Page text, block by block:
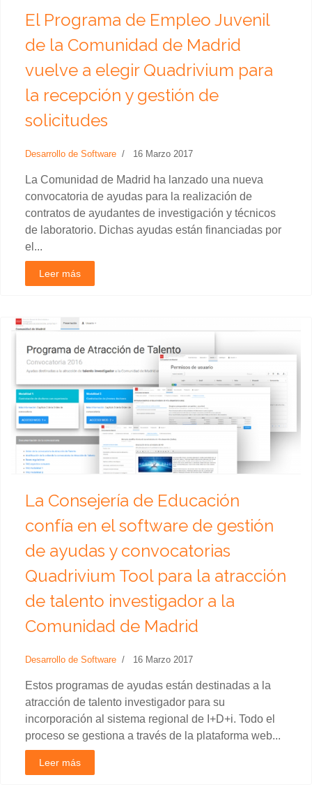
El Programa de Empleo Juvenil
de la Comunidad de Madrid
vuelve a elegir Quadrivium para
la recepción y gestión de
solicitudes
Desarrollo de Software 16 Marzo 2017
La Comunidad de Madrid ha lanzado una nueva
convocatoria de ayudas para la realización de
contratos de ayudantes de investigación y técnicos
de laboratorio. Dichas ayudas están financiadas por
el...
Leer más
La Consejería de Educación
confía en el software de gestión
de ayudas y convocatorias
Quadrivium Tool para la atracción
de talento investigador a la
Comunidad de Madrid
Desarrollo de Software 16 Marzo 2017
Estos programas de ayudas están destinadas a la
atracción de talento investigador para su
incorporación al sistema regional de I+D+i. Todo el
proceso se gestiona a través de la plataforma web...
Leer más